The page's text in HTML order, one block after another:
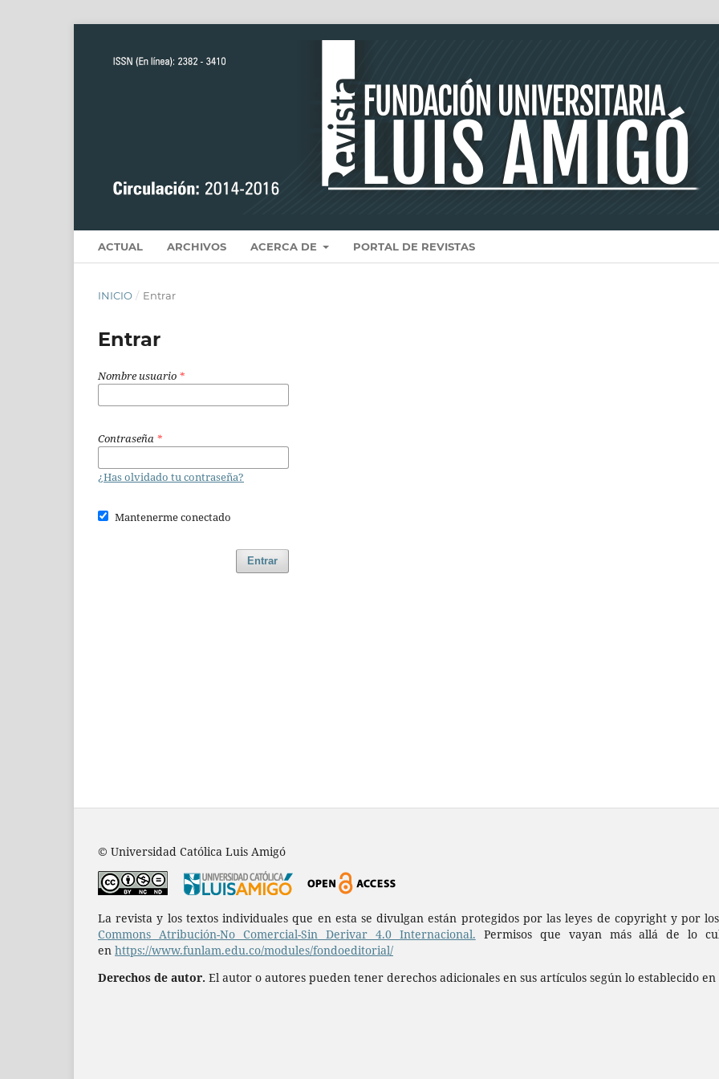
ACTUAL ARCHIVOS ACERCA DE PORTAL DE REVISTAS
INICIO / Entrar
Entrar
Nombre usuario *
Contraseña *
¿Has olvidado tu contraseña?
Mantenerme conectado
Entrar
© Universidad Católica Luis Amigó
La revista y los textos individuales que en esta se divulgan están protegidos por las leyes de copyright y por
Commons Atribución-No Comercial-Sin Derivar 4.0 Internacional. Permisos que vayan más allá de lo
en https://www.funlam.edu.co/modules/fondoeditorial/
Derechos de autor. El autor o autores pueden tener derechos adicionales en sus artículos según lo establecido